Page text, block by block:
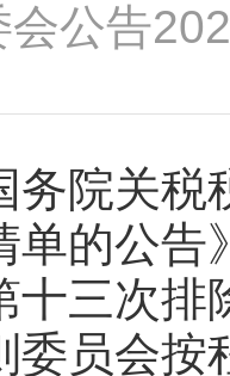
会公告
关税税
单的公
十三次排
委员会按